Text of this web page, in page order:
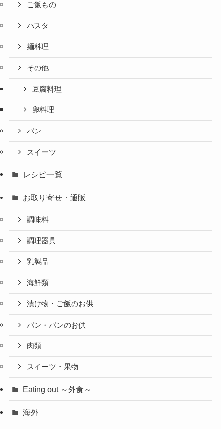
ご飯もの
パスタ
麺料理
その他
豆腐料理
卵料理
パン
スイーツ
レシピ一覧
お取り寄せ・通販
調味料
調理器具
乳製品
海鮮類
漬け物・ご飯のお供
パン・パンのお供
肉類
スイーツ・果物
Eating out ～外食～
海外